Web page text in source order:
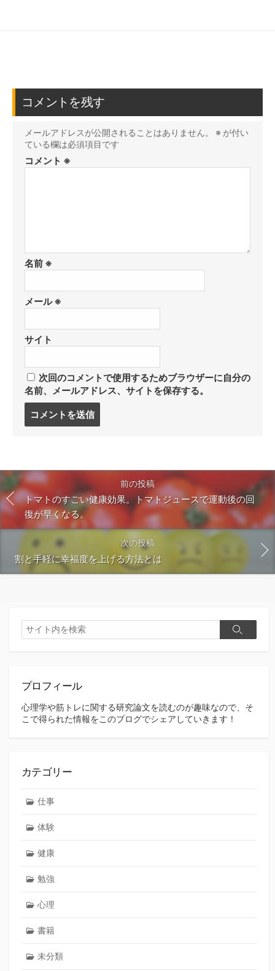
コメントを残す
メールアドレスが公開されることはありません。 ※ が付い
ている欄は必須項目です
コメント ※
名前 ※
メール※
サイト
次回のコメントで使用するためブラウザーに自分の
名前、メールアドレス、サイトを保存する。
る
前の投稿
トマトのすごい健康効果。トマトジュースで運動後の回
復が早くなる。
次の投稿
割と手軽に幸福度を上げる方法とは
検
索
検
プロフィール
心理学や筋トレに関する研究論文を読むのが趣味なので、そ
こで得られた情報をこのブログでシェアしていきます！
カテゴリー
仕事
体験
健康
勉強
心理
書籍
未分類